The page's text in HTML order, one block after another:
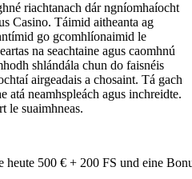
riachtanach dár ngníomhaíocht
Casino. Táimid aitheanta ag
go gcomhlíonaimid le
na seachtaine agus caomhnú
shlándála chun do faisnéis
airgeadais a chosaint. Tá gach
atá neamhspleách agus inchreidte.
le suaimhneas.